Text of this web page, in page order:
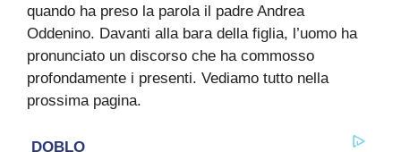
quando ha preso la parola il padre Andrea
Oddenino. Davanti alla bara della figlia, l’uomo ha
pronunciato un discorso che ha commosso
profondamente i presenti. Vediamo tutto nella
prossima pagina.